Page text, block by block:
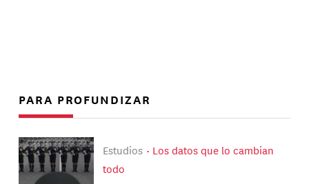
PARA PROFUNDIZAR
Estudios
Los datos que lo cambian
todo